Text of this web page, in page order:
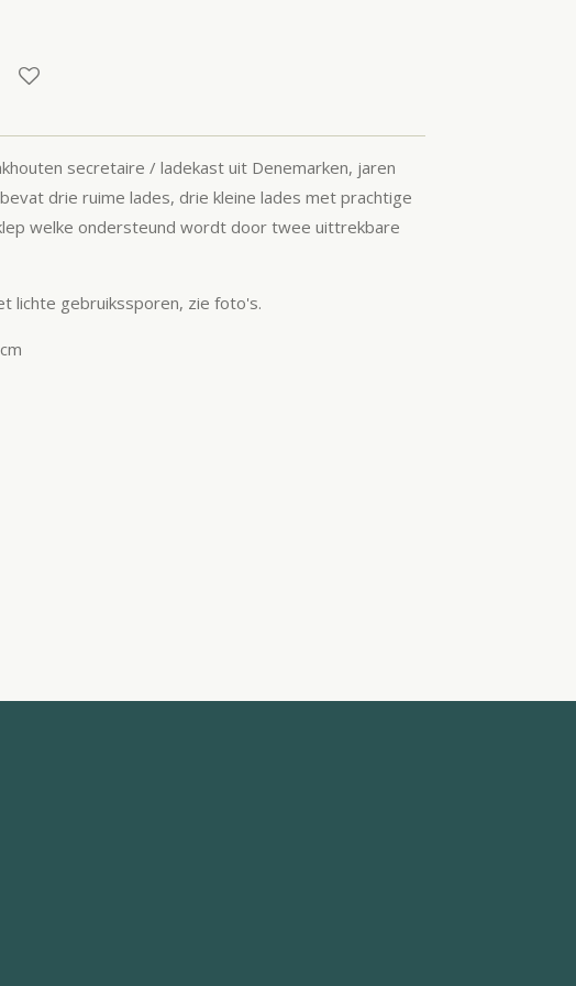
secretaire / ladekast uit Denemarken, jaren
drie ruime lades, drie kleine lades met prachtige
welke ondersteund wordt door twee uittrekbare
lichte gebruikssporen, zie foto's.